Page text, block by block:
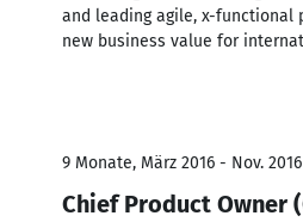
and leading agile, x-functional
new business value for
9 Monate, März 2016 - Nov. 2016
Chief Product Owner